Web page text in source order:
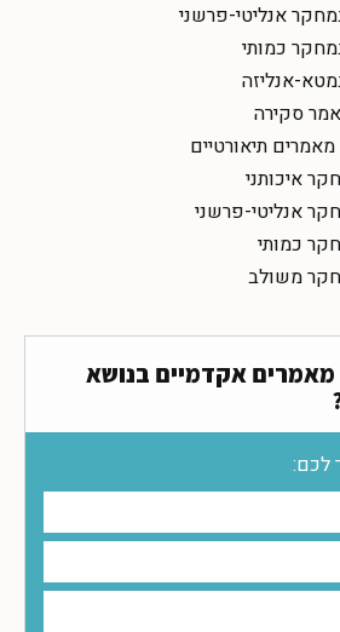
אנליטי-פרשני
כמותי
אנליזה
סקירה
תיאורטיים
איכותני
אנליטי-פרשני
כמותי
משולב
אקדמיים בנושא
לכם: